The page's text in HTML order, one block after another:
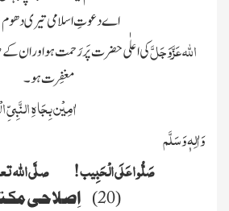
اے دعوتِ اسلامی تیری دھوم
اللہعَزَّوَجَلَّکی اعلٰی حضرت پَر رَحمت ہو اور ان
مغفِرت ہو۔
اٰمِیْن بِجَاہِ النَّبِیِّ
وَاٰلِہٖ وَسَلَّم
صَلُّو ا عَلَی الْحَبِیب ! صلَّی اللہ
(
20
) اِصلاحی